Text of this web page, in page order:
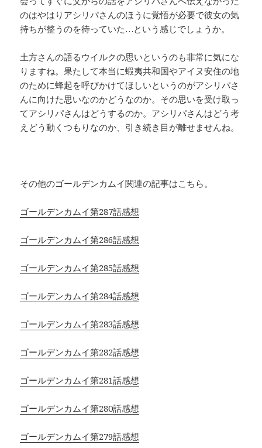
のはやはりアシリパさんのほうに覚悟が必要で彼女の気
持ちが整うのを待っていた…という感じでしょうか。
土方さんの語るウイルクの思いというのも非常に気にな
りますね。果たして本当に蝦夷共和国やアイヌ安住の地
のために蜂起を呼びかけてほしいというのがアシリパさ
んに向けた思いなのかどうなのか。その思いを受け取っ
てアシリパさんはどうするのか。アシリパさんはどう考
えどう動くつもりなのか、引き続き目が離せませんね。
その他のゴールデンカムイ関連の記事はこちら。
ゴールデンカムイ第287話感想
ゴールデンカムイ第286話感想
ゴールデンカムイ第285話感想
ゴールデンカムイ第284話感想
ゴールデンカムイ第283話感想
ゴールデンカムイ第282話感想
ゴールデンカムイ第281話感想
ゴールデンカムイ第280話感想
ゴールデンカムイ第279話感想